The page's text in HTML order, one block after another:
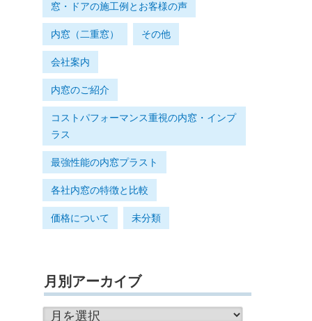
窓・ドアの施工例とお客様の声
内窓（二重窓） その他
会社案内
内窓のご紹介
コストパフォーマンス重視の内窓・インプ
ラス
最強性能の内窓プラスト
各社内窓の特徴と比較
価格について 未分類
月別アーカイブ
月